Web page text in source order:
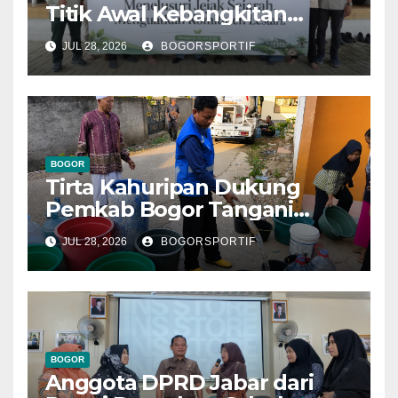
Titik Awal Kebangkitan
Bogor, PPLI Perkuat
Komitmen Lestarikan Alam
dan Warisan Sejarah
JUL 28, 2026 BOGORSPORTIF
BOGOR
Tirta Kahuripan Dukung
Pemkab Bogor Tangani
Dampak Kemarau
JUL 28, 2026 BOGORSPORTIF
BOGOR
Anggota DPRD Jabar dari